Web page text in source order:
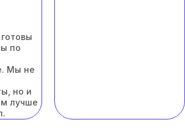
по
Мы не
но и
лучше